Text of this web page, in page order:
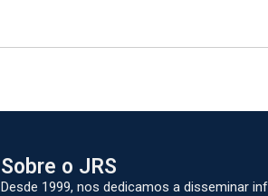
Sobre o JRS
Desde 1999, nos dedicamos a disseminar